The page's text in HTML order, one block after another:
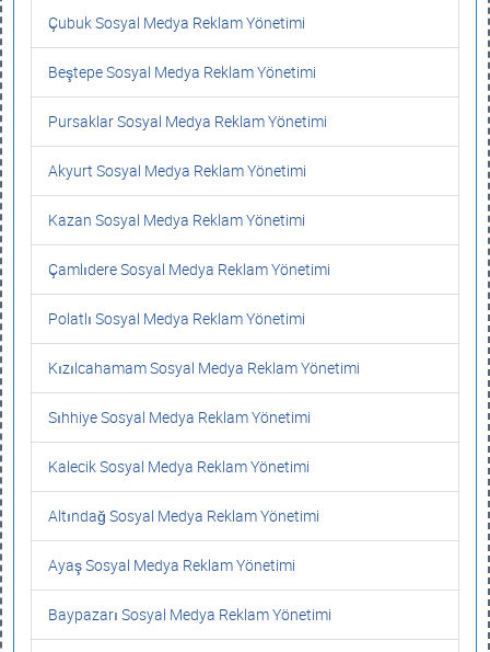
Çubuk Sosyal Medya Reklam Yönetimi
Beştepe Sosyal Medya Reklam Yönetimi
Pursaklar Sosyal Medya Reklam Yönetimi
Akyurt Sosyal Medya Reklam Yönetimi
Kazan Sosyal Medya Reklam Yönetimi
Çamlıdere Sosyal Medya Reklam Yönetimi
Polatlı Sosyal Medya Reklam Yönetimi
Kızılcahamam Sosyal Medya Reklam Yönetimi
Sıhhiye Sosyal Medya Reklam Yönetimi
Kalecik Sosyal Medya Reklam Yönetimi
Altındağ Sosyal Medya Reklam Yönetimi
Ayaş Sosyal Medya Reklam Yönetimi
Baypazarı Sosyal Medya Reklam Yönetimi